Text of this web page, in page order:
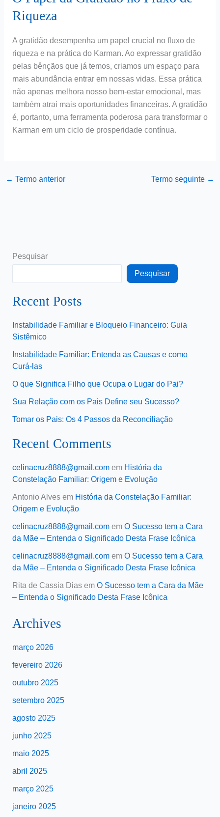
Riqueza
A gratidão desempenha um papel crucial no fluxo de
riqueza e na prática do Karman. Ao expressar gratidão
pelas bênçãos que já temos, criamos um espaço para
mais abundância entrar em nossas vidas. Essa prática
não apenas melhora nosso bem-estar emocional, mas
também atrai mais oportunidades financeiras. A gratidão
é, portanto, uma ferramenta poderosa para transformar o
Karman em um ciclo de prosperidade contínua.
← Termo anterior Termo seguinte →
Pesquisar
Pesquisar
Recent Posts
Instabilidade Familiar e Bloqueio Financeiro: Guia
Sistêmico
Instabilidade Familiar: Entenda as Causas e como
Curá-las
O que Significa Filho que Ocupa o Lugar do Pai?
Sua Relação com os Pais Define seu Sucesso?
Tomar os Pais: Os 4 Passos da Reconciliação
Recent Comments
celinacruz8888@gmail.comem História da
Constelação Familiar: Origem e Evolução
Antonio Alvesem História da Constelação Familiar:
Origem e Evolução
celinacruz8888@gmail.comem O Sucesso tem a Cara
da Mãe – Entenda o Significado Desta Frase Icônica
celinacruz8888@gmail.comem O Sucesso tem a Cara
da Mãe – Entenda o Significado Desta Frase Icônica
Rita de Cassia Diasem O Sucesso tem a Cara da Mãe
– Entenda o Significado Desta Frase Icônica
Archives
março 2026
fevereiro 2026
outubro 2025
setembro 2025
agosto 2025
junho 2025
maio 2025
abril 2025
março 2025
janeiro 2025